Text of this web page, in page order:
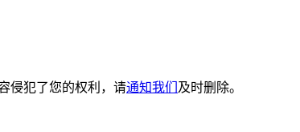
侵犯了您的权利，请通知我们 及时删除。